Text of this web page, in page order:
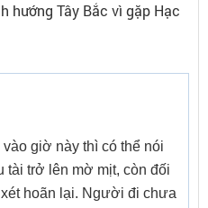
hướng Tây Bắc vì gặp Hạc
giờ này thì có thể nói
tài trở lên mờ mịt, còn đối
hoãn lại. Người đi chưa